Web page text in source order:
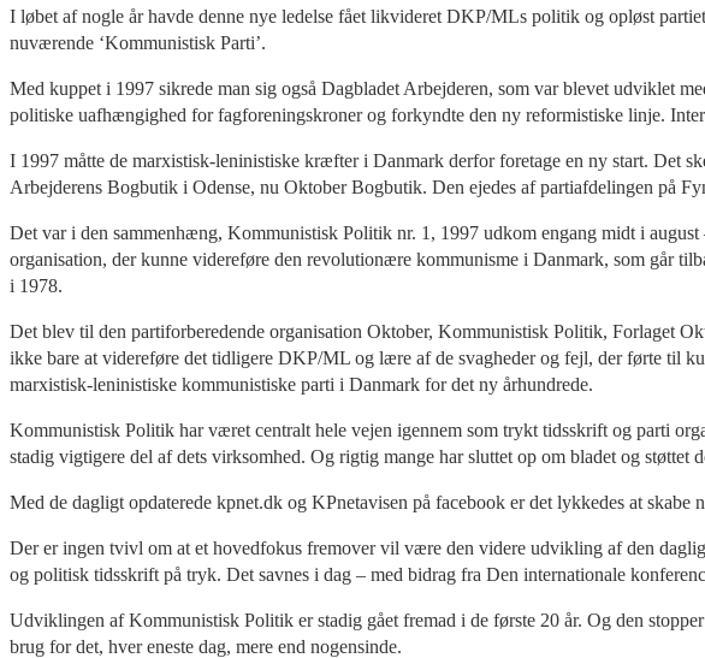
I løbet af nogle år havde denne nye ledelse fået likvideret DKP/MLs politik og opløst
nuværende ‘Kommunistisk Parti’.
Med kuppet i 1997 sikrede man sig også Dagbladet Arbejderen, som var blevet udviklet
politiske uafhængighed for fagforeningskroner og forkyndte den ny reformistiske linje.
I 1997 måtte de marxistisk-leninistiske kræfter i Danmark derfor foretage en ny start. Det
Arbejderens Bogbutik i Odense, nu Oktober Bogbutik. Den ejedes af partiafdelingen på
Det var i den sammenhæng, Kommunistisk Politik nr. 1, 1997 udkom engang midt i
organisation, der kunne videreføre den revolutionære kommunisme i Danmark, som går
i 1978.
Det blev til den partiforberedende organisation Oktober, Kommunistisk Politik, Forlaget
ikke bare at videreføre det tidligere DKP/ML og lære af de svagheder og fejl, der førte til
marxistisk-leninistiske kommunistiske parti i Danmark for det ny århundrede.
Kommunistisk Politik har været centralt hele vejen igennem som trykt tidsskrift og parti
stadig vigtigere del af dets virksomhed. Og rigtig mange har sluttet op om bladet og støttet
Med de dagligt opdaterede kpnet.dk og KPnetavisen på facebook er det lykkedes at
Der er ingen tvivl om at et hovedfokus fremover vil være den videre udvikling af den
og politisk tidsskrift på tryk. Det savnes i dag – med bidrag fra Den internationale
Udviklingen af Kommunistisk Politik er stadig gået fremad i de første 20 år. Og den
brug for det, hver eneste dag, mere end nogensinde.